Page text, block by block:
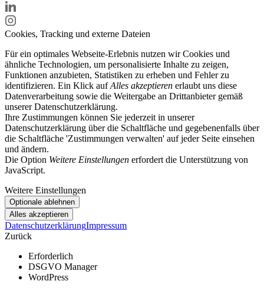
Cookies, Tracking und externe Dateien
Für ein optimales Webseite-Erlebnis nutzen wir Cookies und
ähnliche Technologien, um personalisierte Inhalte zu zeigen,
Funktionen anzubieten, Statistiken zu erheben und Fehler zu
identifizieren. Ein Klick aufAlles akzeptieren erlaubt uns diese
Datenverarbeitung sowie die Weitergabe an Drittanbieter gemäß
unserer Datenschutzerklärung.
Ihre Zustimmungen können Sie jederzeit in unserer
Datenschutzerklärung über die Schaltfläche und gegebenenfalls über
die Schaltfläche 'Zustimmungen verwalten' auf jeder Seite einsehen
und ändern.
Die Option Weitere Einstellungen erfordert die Unterstützung von
JavaScript.
Weitere Einstellungen
DatenschutzerklärungImpressum
Zurück
Erforderlich
DSGVO Manager
WordPress